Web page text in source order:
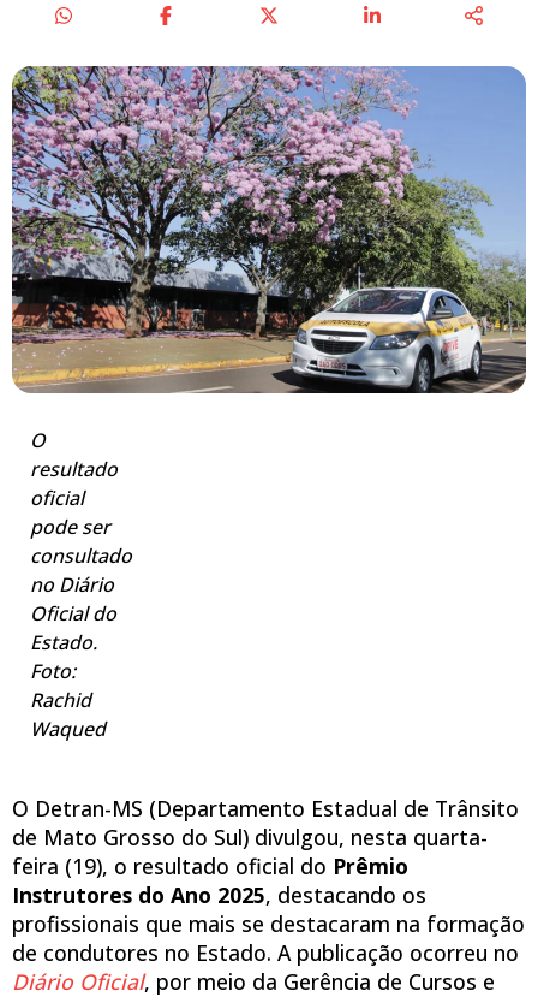
O
resultado
oficial
pode ser
consultado
no Diário
Oficial do
Estado.
Foto:
Rachid
Waqued
O Detran-MS (Departamento Estadual de Trânsito
de Mato Grosso do Sul) divulgou, nesta quarta-
feira (19), o resultado oficial do Prêmio
Instrutores do Ano 2025, destacando os
profissionais que mais se destacaram na formação
de condutores no Estado. A publicação ocorreu no
Diário Oficial, por meio da Gerência de Cursos e